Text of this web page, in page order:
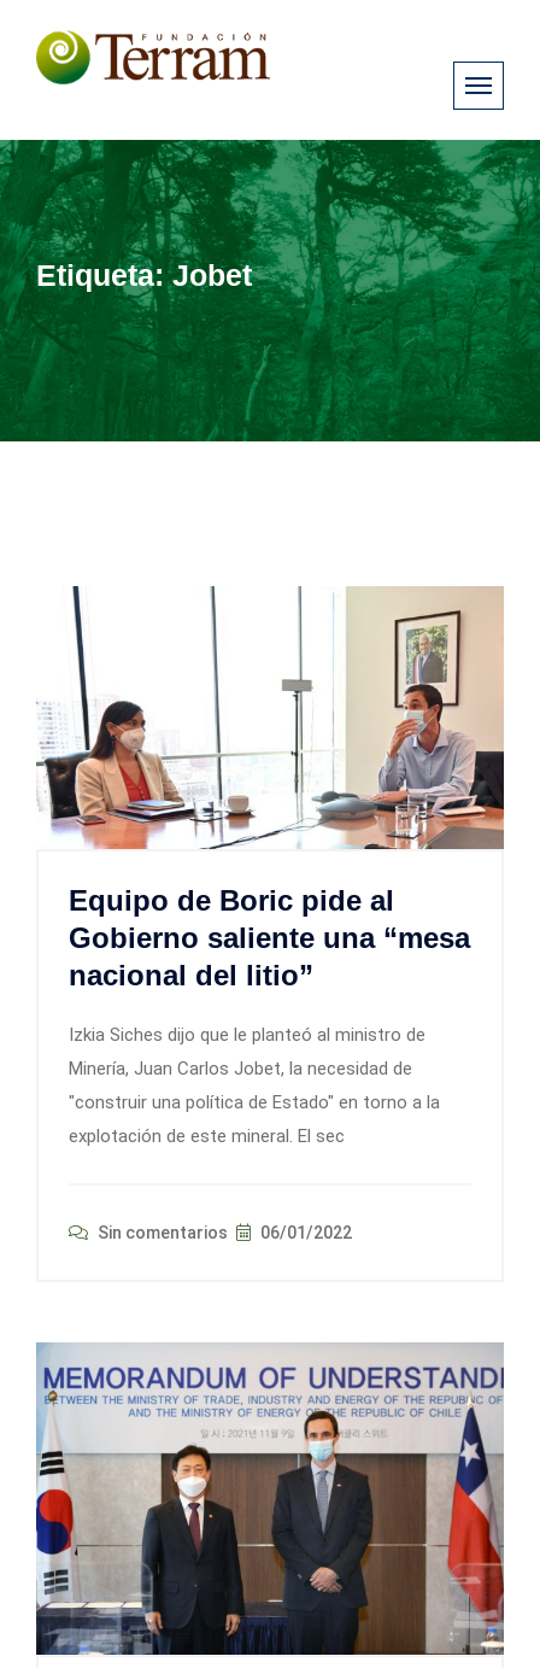
Etiqueta:Jobet
Equipo de Boric pide al
Gobierno saliente una “mesa
nacional del litio”
Izkia Siches dijo que le planteó al ministro de
Minería, Juan Carlos Jobet, la necesidad de
"construir una política de Estado" en torno a la
explotación de este mineral. El sec
Sin comentarios 06/01/2022